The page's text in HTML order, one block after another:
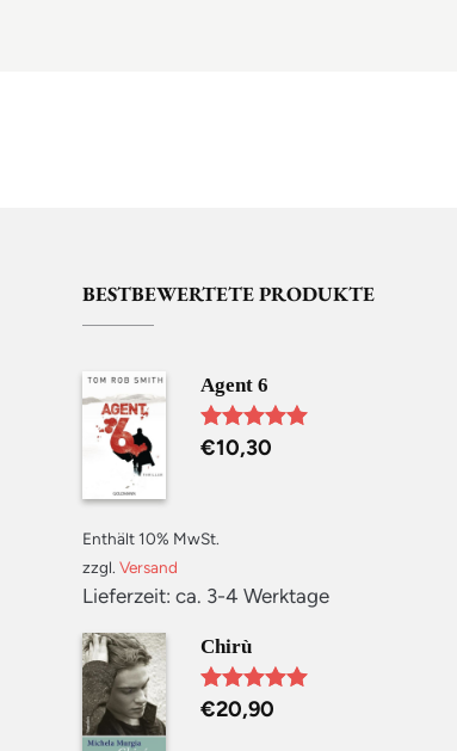
BESTBEWERTETE PRODUKTE
Agent 6
Bewertet mit
€10,30
Enthält 10% MwSt.
zzgl. Versand
Lieferzeit: ca. 3-4 Werktage
Chirù
Bewertet mit
€20,90